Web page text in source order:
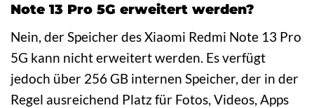
Note 13 Pro 5G erweitert werden?
Nein, der Speicher des Xiaomi Redmi Note 13 Pro
5G kann nicht erweitert werden. Es verfügt
jedoch über 256 GB internen Speicher, der in der
Regel ausreichend Platz für Fotos, Videos, Apps